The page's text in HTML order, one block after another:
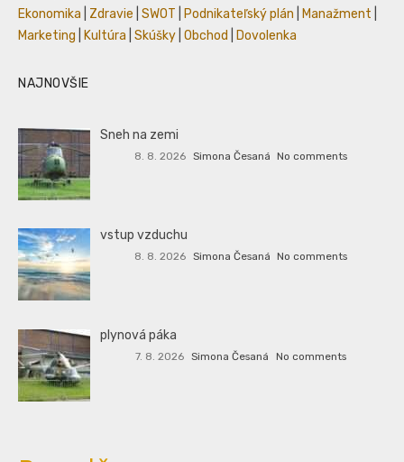
Ekonomika
Zdravie SWOT Podnikateľský plán Manažment
Marketing
Kultúra Skúšky Obchod Dovolenka
NAJNOVŠIE
Sneh na zemi
8. 8. 2026 Simona Česaná No comments
vstup vzduchu
8. 8. 2026 Simona Česaná No comments
plynová páka
7. 8. 2026 Simona Česaná No comments